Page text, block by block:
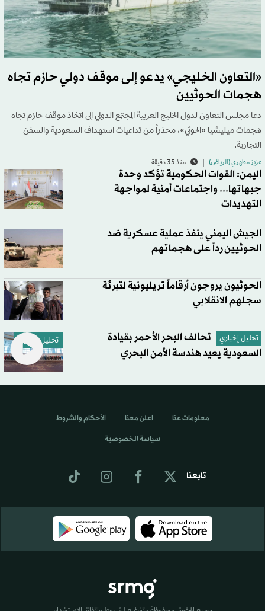
«التعاون الخليجي» يدعو إلى موقف دولي حازم تجاه
هجمات الحوثيين
دعا مجلس التعاون لدول الخليج العربية المجتمع الدولي إلى اتخاذ موقف حازم تجاه
هجمات ميليشيا «الحوثي»، محذراً من تداعيات استهداف السعودية والسفن
التجارية.
عزيز مطهري (الرياض) منذ 35 دقيقة
اليمن: القوات الحكومية تؤكد وحدة
جبهاتها... واجتماعات أمنية لمواجهة
التهديدات
الجيش اليمني ينفذ عملية عسكرية ضد
الحوثيين رداً على هجماتهم
الحوثيون يروجون أرقاماً تريليونية لتبرئة
سجلهم الانقلابي
تحليل إخباري تحليل إخباري
تحالف البحر الأحمر بقيادة
السعودية يعيد هندسة الأمن البحري
تابعنا
معلومات عنا اعلن معنا الأحكام والشروط
سياسة الخصوصية